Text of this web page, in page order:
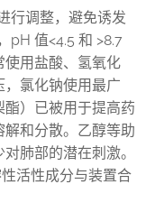
行调整，避免诱发
pH 值<4.5 和 >8.7
使用盐酸、氢氧化
氯化钠使用最广
）已被用于提高药
和分散。乙醇等助
肺部的潜在刺激。
活性成分与装置合